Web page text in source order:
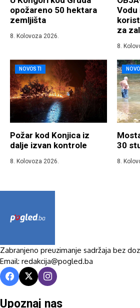
opožareno 50 hektara
zemljišta
8. Kolovoza 2026.
Vodu
za
8.
NOVOSTI
Požar kod Konjica iz
dalje izvan kontrole
8. Kolovoza 2026.
30
8.
Zabranjeno preuzimanje sadržaja bez
Email: redakcija@pogled.ba
Upoznaj nas